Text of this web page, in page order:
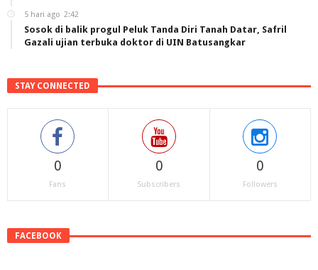
5 hari ago 2:42
Sosok di balik progul Peluk Tanda Diri Tanah Datar, Safril
Gazali ujian terbuka doktor di UIN Batusangkar
STAY CONNECTED
0
Fans
0
Subscribers
0
Followers
FACEBOOK